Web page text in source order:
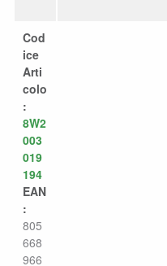
Cod
ice
Arti
colo
:
8W2
003
019
194
EAN
:
805
668
966